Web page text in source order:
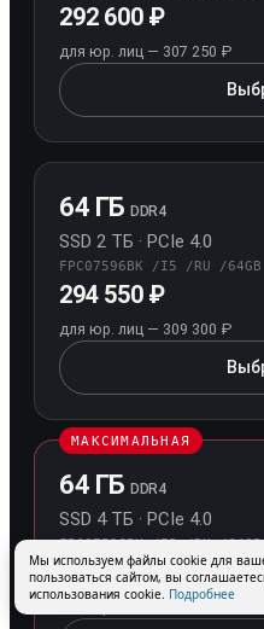
292 600 ₽
для юр. лиц — 307 250 ₽
64 ГБDDR4
SSD 2 ТБ · PCIe 4.0
FPC07596BK /I5 /RU /64GB
294 550 ₽
для юр. лиц — 309 300 ₽
МАКСИМАЛЬНАЯ
64 ГБDDR4
SSD 4 ТБ · PCIe 4.0
FPC07596BK /I5 /RU /64GB
346 500 ₽
для юр. лиц — 363 850 ₽
Мы используем файлы cookie для
пользоваться сайтом, вы
использования cookie. Подробнее